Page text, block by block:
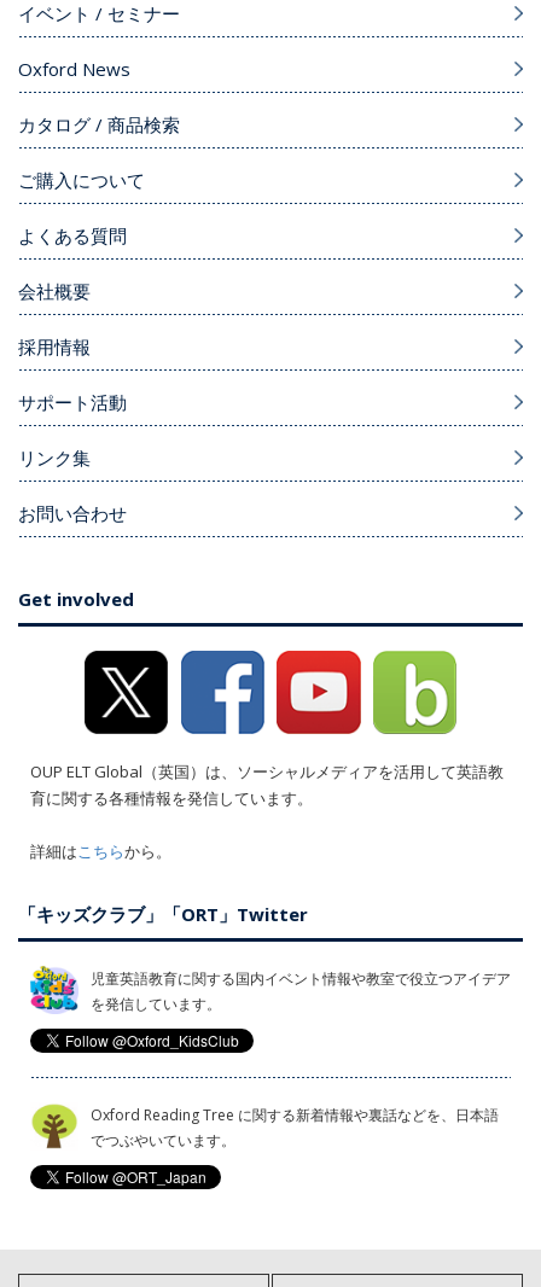
イベント / セミナー
Oxford News
カタログ / 商品検索
ご購入について
よくある質問
会社概要
採用情報
サポート活動
リンク集
お問い合わせ
Get involved
OUP ELT Global（英国）は、ソーシャルメディアを活用して英語教
育に関する各種情報を発信しています。
詳細はこちらから。
「キッズクラブ」「ORT」Twitter
児童英語教育に関する国内イベント情報や教室で役立つアイデア
を発信しています。
Oxford Reading Tree に関する新着情報や裏話などを、日本語
でつぶやいています。